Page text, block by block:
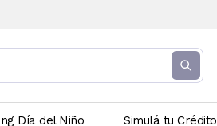
Día del Niño Simulá tu Crédito